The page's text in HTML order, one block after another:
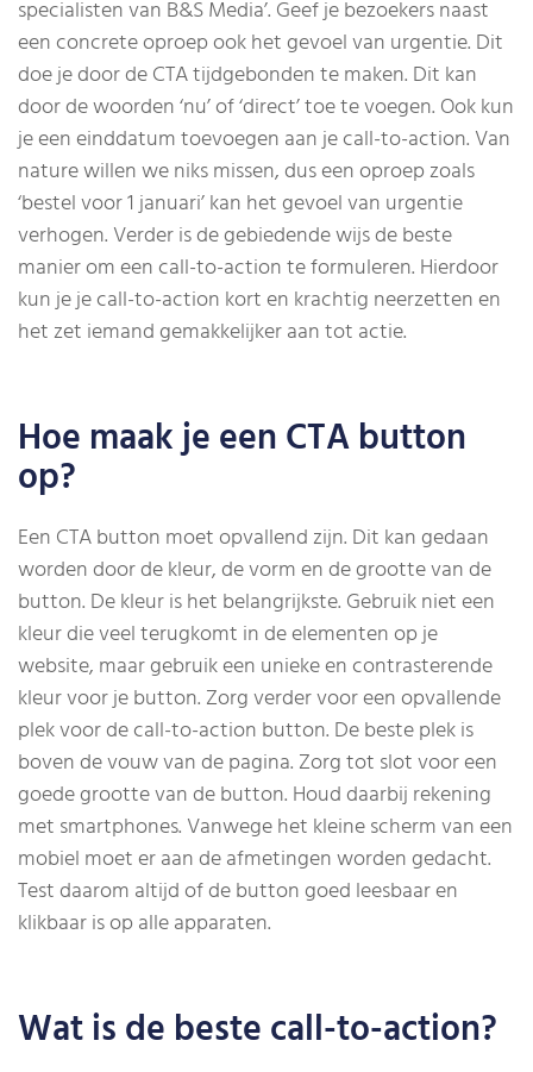
specialisten van B&S Media’. Geef je bezoekers naast
een concrete oproep ook het gevoel van urgentie. Dit
doe je door de CTA tijdgebonden te maken. Dit kan
door de woorden ‘nu’ of ‘direct’ toe te voegen. Ook kun
je een einddatum toevoegen aan je call-to-action. Van
nature willen we niks missen, dus een oproep zoals
‘bestel voor 1 januari’ kan het gevoel van urgentie
verhogen. Verder is de gebiedende wijs de beste
manier om een call-to-action te formuleren. Hierdoor
kun je je call-to-action kort en krachtig neerzetten en
het zet iemand gemakkelijker aan tot actie.
Hoe maak je een CTA button
op?
Een CTA button moet opvallend zijn. Dit kan gedaan
worden door de kleur, de vorm en de grootte van de
button. De kleur is het belangrijkste. Gebruik niet een
kleur die veel terugkomt in de elementen op je
website, maar gebruik een unieke en contrasterende
kleur voor je button. Zorg verder voor een opvallende
plek voor de call-to-action button. De beste plek is
boven de vouw van de pagina. Zorg tot slot voor een
goede grootte van de button. Houd daarbij rekening
met smartphones. Vanwege het kleine scherm van een
mobiel moet er aan de afmetingen worden gedacht.
Test daarom altijd of de button goed leesbaar en
klikbaar is op alle apparaten.
Wat is de beste call-to-action?